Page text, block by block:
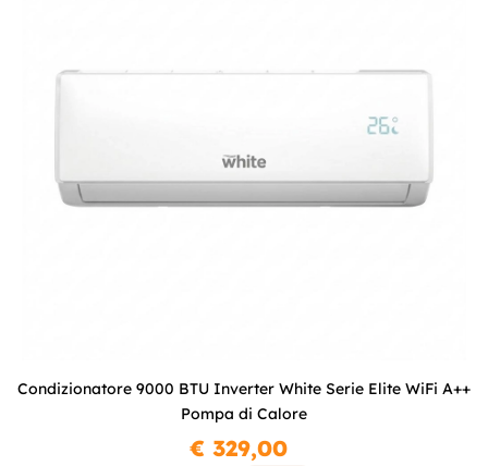
Condizionatore 9000 BTU Inverter White Serie Elite WiFi A++
Pompa di Calore
€ 329,00